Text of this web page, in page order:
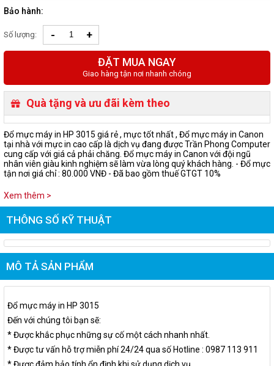
Bảo hành:
Số lượng: - +
ĐẶT MUA NGAY
Giao hàng tận nơi nhanh chóng
Quà tặng và ưu đãi kèm theo
Đổ mực máy in HP 3015 giá rẻ , mực tốt nhất , Đổ mực máy in Canon
tại nhà với mực in cao cấp là dịch vụ đang được Trần Phong Computer
cung cấp với giá cả phải chăng. Đổ mực máy in Canon với đội ngũ
nhân viên giàu kinh nghiệm sẽ làm vừa lòng quý khách hàng. - Đổ mực
tận nơi giá chỉ : 80.000 VNĐ - Đã bao gồm thuế GTGT 10%
Xem thêm >
THÔNG SỐ KỸ THUẬT
MÔ TẢ SẢN PHẨM
Đổ mực máy in HP 3015
Đến với chúng tôi bạn sẽ:
* Được khắc phục những sự cố một cách nhanh nhất.
* Được tư vấn hỗ trợ miễn phí 24/24 qua số Hotline : 0987 113 911